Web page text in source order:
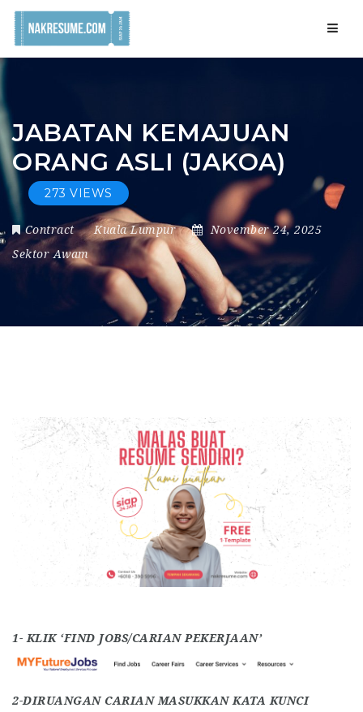
JABATAN KEMAJUAN
ORANG ASLI (JAKOA)
273 VIEWS
Contract Kuala Lumpur
November 24, 2025
Sektor Awam
1- KLIK ‘FIND JOBS/CARIAN PEKERJAAN’
2-DIRUANGAN CARIAN MASUKKAN KATA KUNCI